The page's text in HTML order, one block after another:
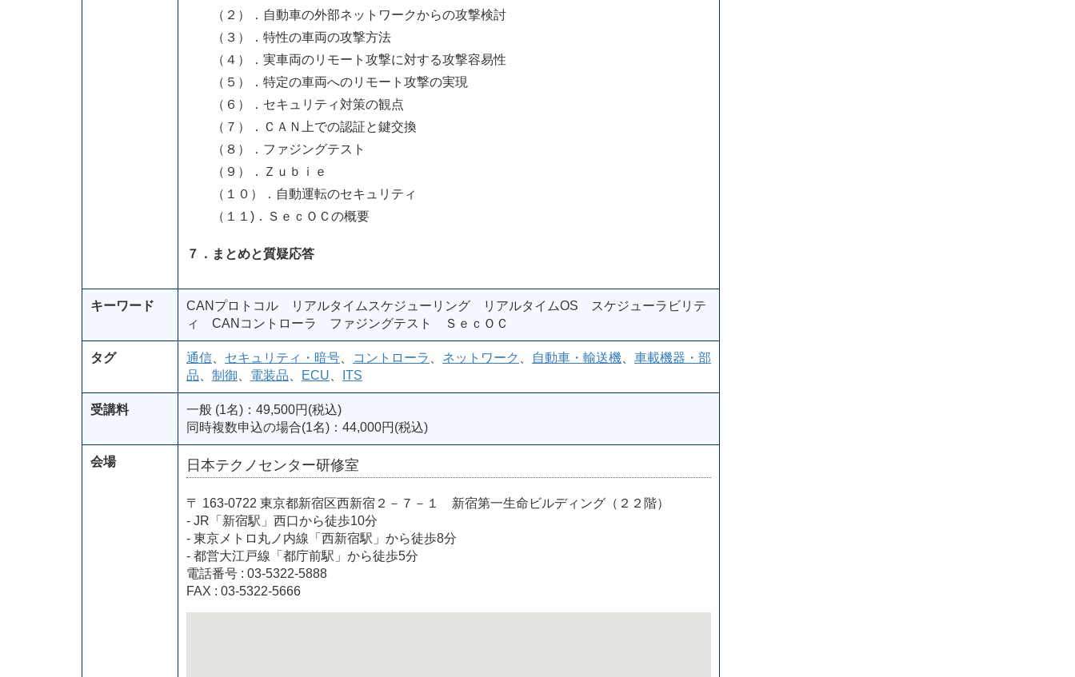
（２）．自動車の外部ネットワークからの攻撃検討
（３）．特性の車両の攻撃方法
（４）．実車両のリモート攻撃に対する攻撃容易性
（５）．特定の車両へのリモート攻撃の実現
（６）．セキュリティ対策の観点
（７）．ＣＡＮ上での認証と鍵交換
（８）．ファジングテスト
（９）．Ｚｕｂｉｅ
（１０）．自動運転のセキュリティ
（１１)．ＳｅｃＯＣの概要
７．まとめと質疑応答
キーワード
CANプロトコル リアルタイムスケジューリング リアルタイムOS スケジューラビリテ
ィ CANコントローラ ファジングテスト ＳｅｃＯＣ
タグ 通信 セキュリティ・暗号 コントローラ ネットワーク 自動車・輸送機
車載機器・部
品
制御 電装品 ECU ITS
受講料
一般 (1名)：49,500円(税込)
同時複数申込の場合(1名)：44,000円(税込)
会場 日本テクノセンター研修室
〒 163-0722 東京都新宿区西新宿２－７－１ 新宿第一生命ビルディング（２２階）
- JR「新宿駅」西口から徒歩10分
- 東京メトロ丸ノ内線「西新宿駅」から徒歩8分
- 都営大江戸線「都庁前駅」から徒歩5分
電話番号 : 03-5322-5888
FAX : 03-5322-5666